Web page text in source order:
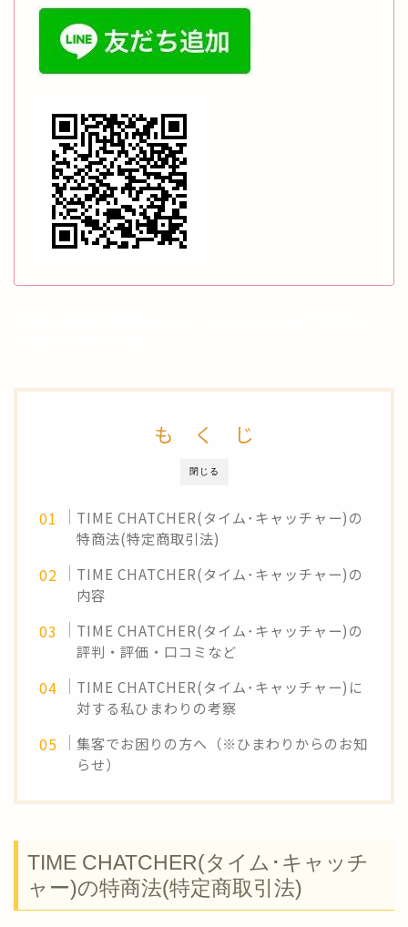
閉じる
も く じ
TIME CHATCHER(タイム･キャッチャー)の
特商法(特定商取引法)
TIME CHATCHER(タイム･キャッチャー)の
内容
TIME CHATCHER(タイム･キャッチャー)の
評判・評価・口コミなど
TIME CHATCHER(タイム･キャッチャー)に
対する私ひまわりの考察
集客でお困りの方へ（※ひまわりからのお知
らせ）
TIME CHATCHER(タイム･キャッチ
ャー)の特商法(特定商取引法)